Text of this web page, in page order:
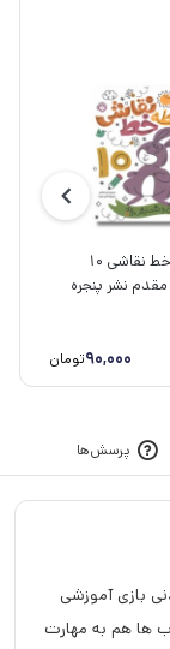
کتاب نقطه خط نقاشی 10
مقدم نشر پنجره
90,000تومان
پرسش‌ها
بازی آموزشی
ها هم به مهارت